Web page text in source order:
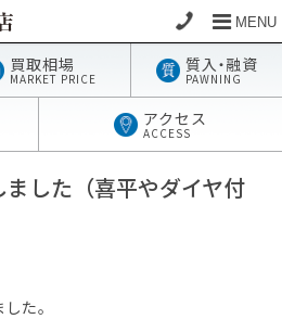
MENU
買取相場
MARKET PRICE
質入・融資
PAWNING
アクセス
ACCESS
した（喜平やダイヤ付
た。